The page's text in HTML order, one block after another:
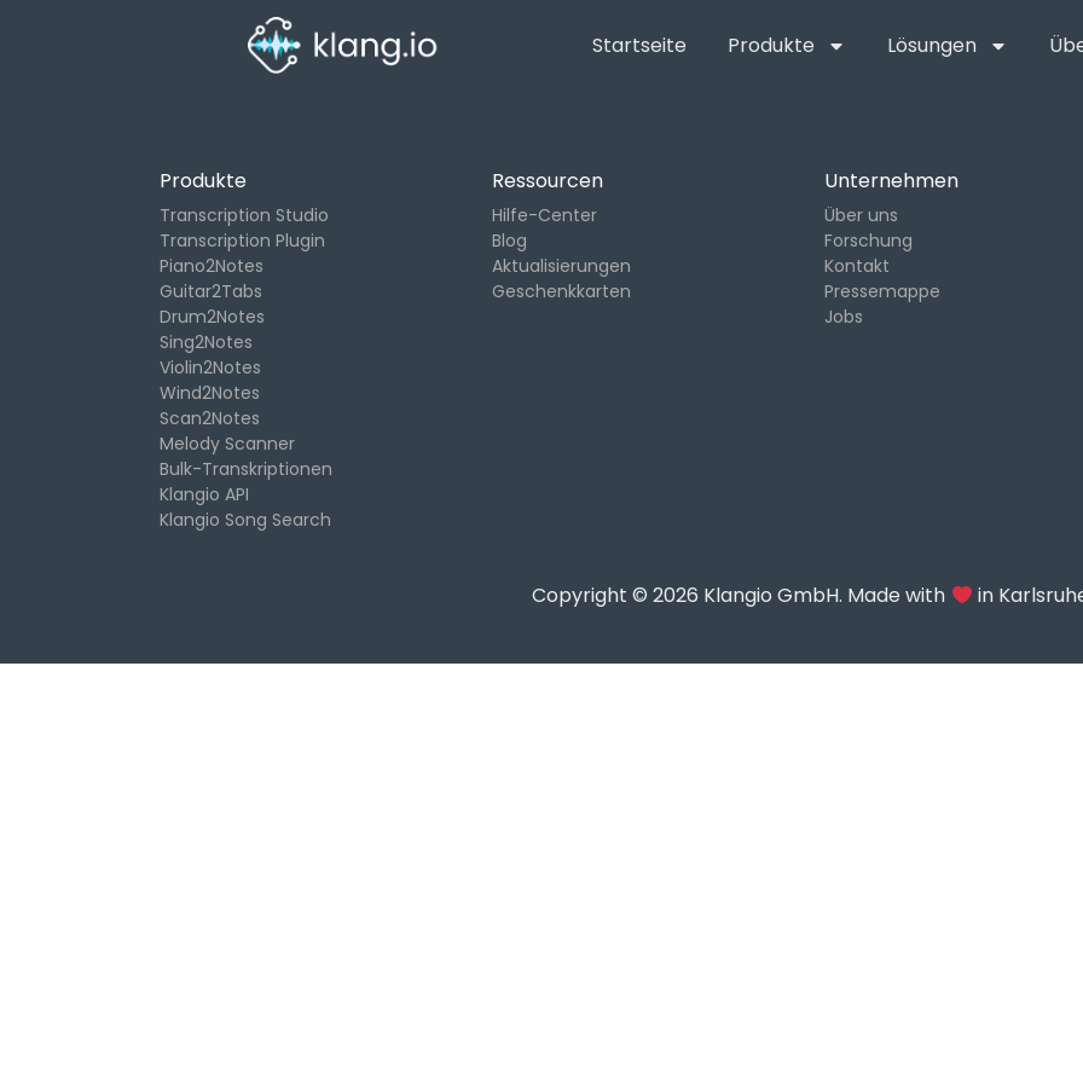
Startseite Produkte Lösungen
Lösungen
Produkte
Transcription Studio
Transcription Plugin
Piano2Notes
Guitar2Tabs
Drum2Notes
Sing2Notes
Violin2Notes
Wind2Notes
Scan2Notes
Melody Scanner
Bulk-Transkriptionen
Klangio API
Klangio Song Search
Ressourcen
Hilfe-Center
Blog
Aktualisierungen
Geschenkkarten
Unternehmen
Über uns
Forschung
Kontakt
Pressemappe
Jobs
Copyright © 2026 Klangio GmbH. Made with in